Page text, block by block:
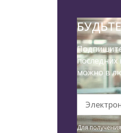
последних
можно в
Для